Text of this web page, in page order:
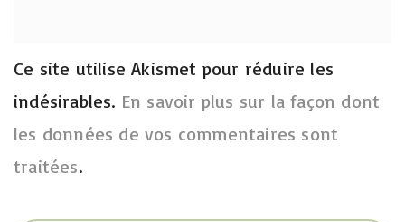
Ce site utilise Akismet pour réduire les
indésirables. En savoir plus sur la façon dont
les données de vos commentaires sont
traitées.